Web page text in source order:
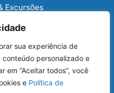
sua experiência de
personalizado e
em “Aceitar todos”, você
e Política de
Excursões